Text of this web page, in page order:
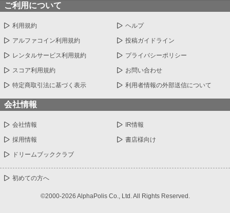
ご利用について
利用規約 ヘルプ
アルファコイン利用規約 投稿ガイドライン
レンタルサービス利用規約 プライバシーポリシー
スコア利用規約 お問い合わせ
特定商取引法に基づく表示 利用者情報の外部送信について
会社情報
会社情報 IR情報
採用情報 書店様向け
ドリームブッククラブ
初めての方へ
©2000-2026 AlphaPolis Co., Ltd. All Rights Reserved.